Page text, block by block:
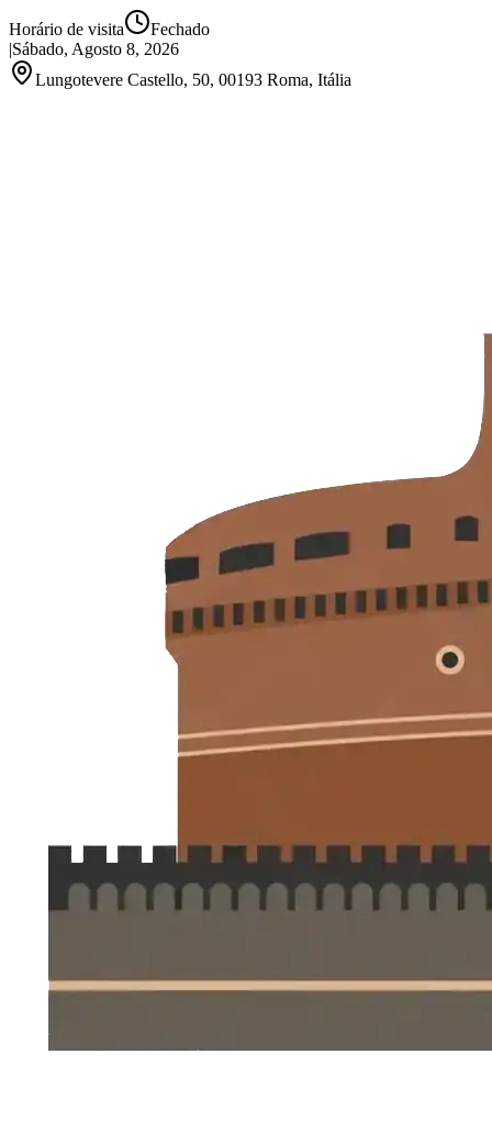
Horário de visita
Fechado
|Sábado, Agosto 8, 2026
Lungotevere Castello, 50, 00193 Roma, Itália